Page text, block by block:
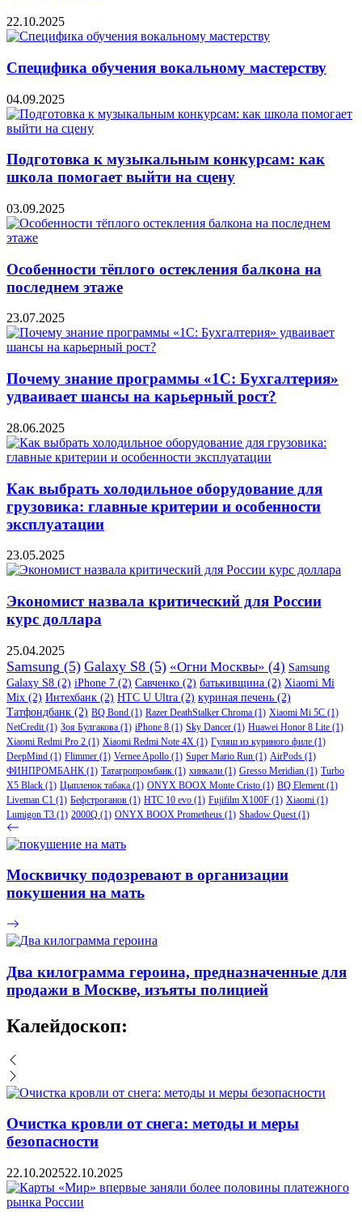
22.10.2025
Специфика обучения вокальному мастерству
04.09.2025
Подготовка к музыкальным конкурсам: как
школа помогает выйти на сцену
03.09.2025
Особенности тёплого остекления балкона на
последнем этаже
23.07.2025
Почему знание программы «1С: Бухгалтерия»
удваивает шансы на карьерный рост?
28.06.2025
Как выбрать холодильное оборудование для
грузовика: главные критерии и особенности
эксплуатации
23.05.2025
Экономист назвала критический для России
курс доллара
25.04.2025
Samsung (5) Galaxy S8 (5) «Огни Москвы» (4) Samsung
Galaxy S8 (2) iPhone 7 (2) Савченко (2) батькивщина (2) Xiaomi Mi
Mix (2) Интехбанк (2) HTC U Ultra (2) куриная печень (2)
Татфондбанк (2) BQ Bond (1) Razer DeathStalker Chroma (1) Xiaomi Mi 5C (1)
NetCredit (1) Зоя Булгакова (1) iPhone 8 (1) Sky Dancer (1) Huawei Honor 8 Lite (1)
Xiaomi Redmi Pro 2 (1) Xiaomi Redmi Note 4X (1) Гуляш из куриного филе (1)
DeepMind (1) Flimmer (1) Vernee Apollo (1) Super Mario Run (1) AirPods (1)
ФИНПРОМБАНК (1) Татагропромбанк (1) хинкали (1) Gresso Meridian (1) Turbo
X5 Black (1) Цыпленок табака (1) ONYX BOOX Monte Cristo (1) BQ Element (1)
Liveman C1 (1) Бефстроганов (1) HTC 10 evo (1) Fujifilm X100F (1) Xiaomi (1)
Lumigon T3 (1) 2000Q (1) ONYX BOOX Prometheus (1) Shadow Quest (1)
Москвичку подозревают в организации
покушения на мать
Два килограмма героина, предназначенные для
продажи в Москве, изъяты полицией
Калейдоскоп:
Очистка кровли от снега: методы и меры
безопасности
22.10.202522.10.2025